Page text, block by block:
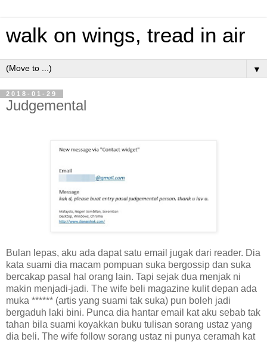
walk on wings, tread in air
▼
2018-01-29
Judgemental
Bulan lepas, aku ada dapat satu email jugak dari reader. Dia
kata suami dia macam pompuan suka bergossip dan suka
bercakap pasal hal orang lain. Tapi sejak dua menjak ni
makin menjadi-jadi. The wife beli magazine kulit depan ada
muka ****** (artis yang suami tak suka) pun boleh jadi
bergaduh laki bini. Punca dia hantar email kat aku sebab tak
tahan bila suami koyakkan buku tulisan sorang ustaz yang
dia beli. The wife follow sorang ustaz ni punya ceramah kat